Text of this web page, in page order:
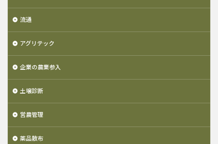
流通
アグリテック
企業の農業参入
土壌診断
営農管理
薬品散布